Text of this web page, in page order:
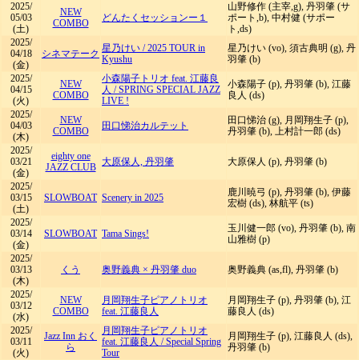
2025/
05/03
(土)
NEW
COMBO
どんたくセッションー１
山野修作 (主宰,g), 丹羽肇 (サ
ポート,b), 中村健 (サポー
ト,ds)
2025/
04/18
(金)
シネマテーク 星乃けい /2025 TOUR in
Kyushu
星乃けい (vo), 須古典明 (g), 丹
羽肇 (b)
2025/
04/15
(火)
NEW
COMBO
小森陽子トリオ feat. 江藤良
人 /SPRING SPECIAL JAZZ
LIVE !
小森陽子 (p), 丹羽肇 (b), 江藤
良人 (ds)
2025/
04/03
(木)
NEW
COMBO
田口悌治カルテット
田口悌治 (g), 月岡翔生子 (p),
丹羽肇 (b), 上村計一郎 (ds)
2025/
03/21
(金)
eighty one
JAZZ CLUB 大原保人, 丹羽肇 大原保人 (p), 丹羽肇 (b)
2025/
03/15
(土)
SLOWBOAT Scenery in 2025
鹿川暁弓 (p), 丹羽肇 (b), 伊藤
宏樹 (ds), 林航平 (ts)
2025/
03/14
(金)
SLOWBOAT Tama Sings!
玉川健一郎 (vo), 丹羽肇 (b), 南
山雅樹 (p)
2025/
03/13
(木)
くう 奥野義典 × 丹羽肇 duo 奥野義典 (as,fl), 丹羽肇 (b)
2025/
03/12
(水)
NEW
COMBO
月岡翔生子ピアノトリオ
feat. 江藤良人
月岡翔生子 (p), 丹羽肇 (b), 江
藤良人 (ds)
2025/
03/11
(火)
Jazz Inn おく
ら
月岡翔生子ピアノトリオ
feat. 江藤良人 /Special Spring
Tour
月岡翔生子 (p), 江藤良人 (ds),
丹羽肇 (b)